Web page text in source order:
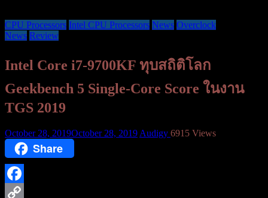
CPU Processors Intel CPU Processors News Overclock
News Review
Intel Core i7-9700KF ทุบสถิติโลก
Geekbench 5 Single-Core Score ในงาน
TGS 2019
October 28, 2019October 28, 2019 Audigy 6915 Views
Share
Facebook